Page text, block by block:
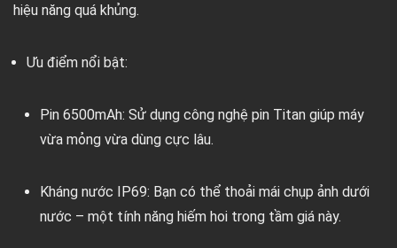
hiệu năng quá khủng.
Ưu điểm nổi bật:
Pin 6500mAh: Sử dụng công nghệ pin Titan giúp máy
vừa mỏng vừa dùng cực lâu.
Kháng nước IP69: Bạn có thể thoải mái chụp ảnh dưới
nước – một tính năng hiếm hoi trong tầm giá này.